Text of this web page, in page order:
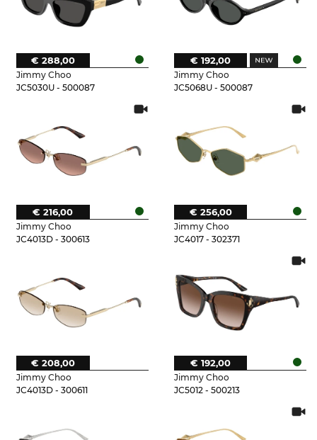
Jimmy Choo
JC5030U - 500087
€ 288,00
Jimmy Choo
JC5068U - 500087
€ 192,00
Jimmy Choo
JC4013D - 300613
€ 216,00
Jimmy Choo
JC4017 - 302371
€ 256,00
Jimmy Choo
JC4013D - 300611
€ 208,00
Jimmy Choo
JC5012 - 500213
€ 192,00